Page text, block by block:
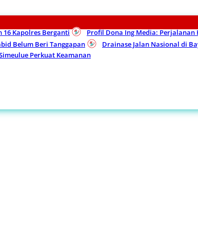
16 Kapolres Berganti
Profil Dona Ing Media:
Belum Beri Tanggapan
Drainase Jalan Nasional di
Perkuat Keamanan